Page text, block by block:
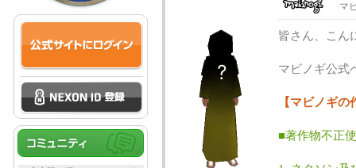
マ
皆さん、こん
マビノギ公式
【マビノギ
■著作物不正